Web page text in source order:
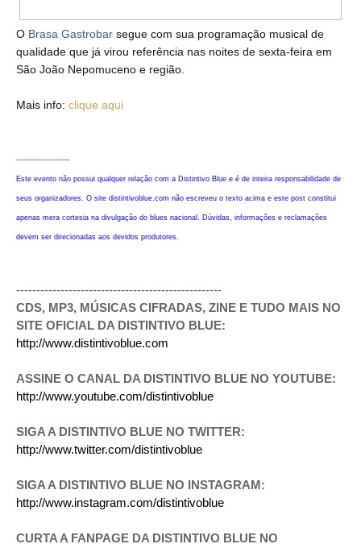
O Brasa Gastrobar segue com sua programação musical de
qualidade que já virou referência nas noites de sexta-feira em
São João Nepomuceno e região.
Mais info: clique aqui
----------------------
Este evento não possui qualquer relação com a Distintivo Blue e é de inteira responsabilidade de
seus organizadores. O site distintivoblue.com não escreveu o texto acima e este post constitui
apenas mera cortesia na divulgação do blues nacional. Dúvidas, informações e reclamações
devem ser direcionadas aos devidos produtores.
---------------------------------------------------
CDS, MP3, MÚSICAS CIFRADAS, ZINE E TUDO MAIS NO
SITE OFICIAL DA DISTINTIVO BLUE:
http://www.distintivoblue.com
ASSINE O CANAL DA DISTINTIVO BLUE NO YOUTUBE:
http://www.youtube.com/distintivoblue
SIGA A DISTINTIVO BLUE NO TWITTER:
http://www.twitter.com/distintivoblue
SIGA A DISTINTIVO BLUE NO INSTAGRAM:
http://www.instagram.com/distintivoblue
CURTA A FANPAGE DA DISTINTIVO BLUE NO